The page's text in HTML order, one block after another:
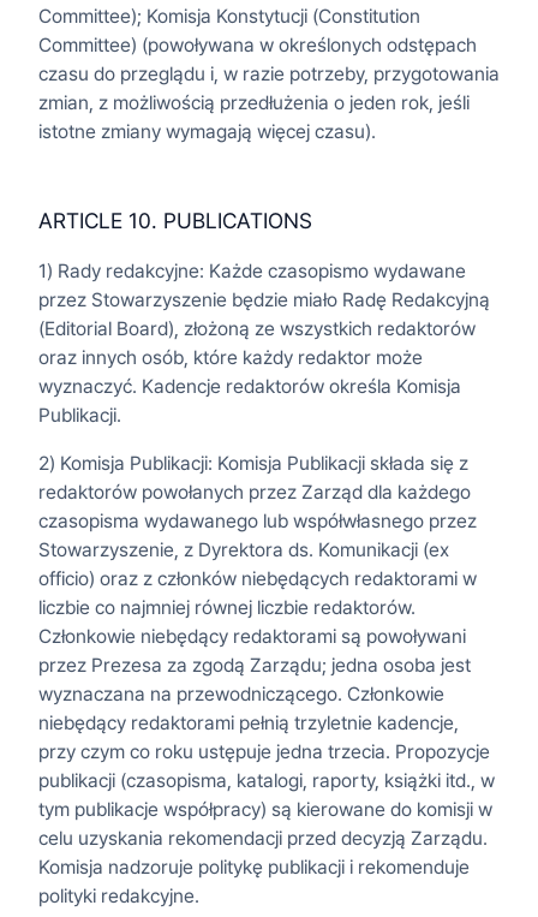
Committee); Komisja Konstytucji (Constitution
Committee) (powoływana w określonych odstępach
czasu do przeglądu i, w razie potrzeby, przygotowania
zmian, z możliwością przedłużenia o jeden rok, jeśli
istotne zmiany wymagają więcej czasu).
ARTICLE 10. PUBLICATIONS
1) Rady redakcyjne: Każde czasopismo wydawane
przez Stowarzyszenie będzie miało Radę Redakcyjną
(Editorial Board), złożoną ze wszystkich redaktorów
oraz innych osób, które każdy redaktor może
wyznaczyć. Kadencje redaktorów określa Komisja
Publikacji.
2) Komisja Publikacji: Komisja Publikacji składa się z
redaktorów powołanych przez Zarząd dla każdego
czasopisma wydawanego lub współwłasnego przez
Stowarzyszenie, z Dyrektora ds. Komunikacji (ex
officio) oraz z członków niebędących redaktorami w
liczbie co najmniej równej liczbie redaktorów.
Członkowie niebędący redaktorami są powoływani
przez Prezesa za zgodą Zarządu; jedna osoba jest
wyznaczana na przewodniczącego. Członkowie
niebędący redaktorami pełnią trzyletnie kadencje,
przy czym co roku ustępuje jedna trzecia. Propozycje
publikacji (czasopisma, katalogi, raporty, książki itd., w
tym publikacje współpracy) są kierowane do komisji w
celu uzyskania rekomendacji przed decyzją Zarządu.
Komisja nadzoruje politykę publikacji i rekomenduje
polityki redakcyjne.